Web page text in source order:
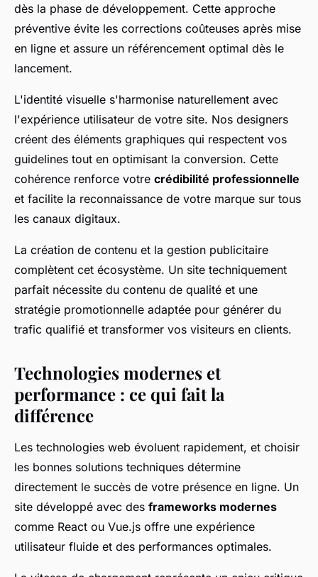
dès la phase de développement. Cette approche
préventive évite les corrections coûteuses après mise
en ligne et assure un référencement optimal dès le
lancement.
L'identité visuelle s'harmonise naturellement avec
l'expérience utilisateur de votre site. Nos designers
créent des éléments graphiques qui respectent vos
guidelines tout en optimisant la conversion. Cette
cohérence renforce votre crédibilité professionnelle
et facilite la reconnaissance de votre marque sur tous
les canaux digitaux.
La création de contenu et la gestion publicitaire
complètent cet écosystème. Un site techniquement
parfait nécessite du contenu de qualité et une
stratégie promotionnelle adaptée pour générer du
trafic qualifié et transformer vos visiteurs en clients.
Technologies modernes et
performance : ce qui fait la
différence
Les technologies web évoluent rapidement, et choisir
les bonnes solutions techniques détermine
directement le succès de votre présence en ligne. Un
site développé avec des frameworks modernes
comme React ou Vue.js offre une expérience
utilisateur fluide et des performances optimales.